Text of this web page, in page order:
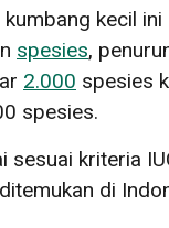
kecil
spesies,
2.000 spesies
spesies.
kriteria
di